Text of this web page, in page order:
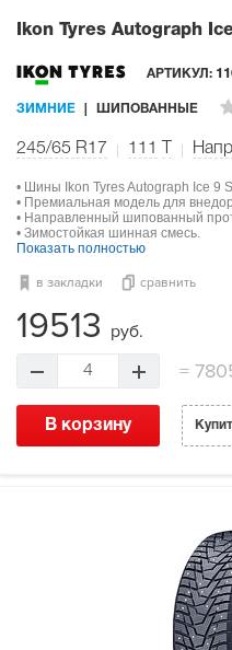
Ikon Tyres Autograph
АРТИКУЛ:
ЗИМНИЕ ШИПОВАННЫЕ
245/65 R17 111
• Шины Ikon Tyres Autograph Ice 9
• Премиальная модель для
• Направленный шипованный
• Зимостойкая шинная смесь.
Показать полностью
в закладки сравнить
19513 руб.
4 =
В корзину